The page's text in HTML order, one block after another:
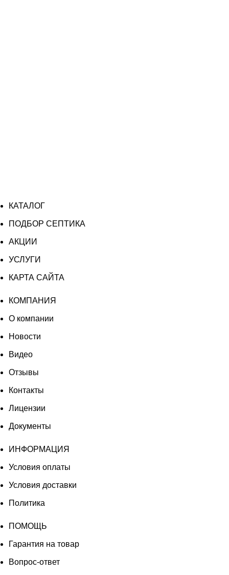
КАТАЛОГ
ПОДБОР СЕПТИКА
АКЦИИ
УСЛУГИ
КАРТА САЙТА
КОМПАНИЯ
О компании
Новости
Видео
Отзывы
Контакты
Лицензии
Документы
ИНФОРМАЦИЯ
Условия оплаты
Условия доставки
Политика
ПОМОЩЬ
Гарантия на товар
Вопрос-ответ